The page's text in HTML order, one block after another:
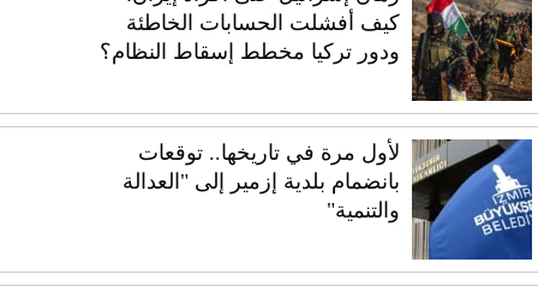
كيف أفشلت الحسابات الخاطئة
ودور تركيا مخطط إسقاط النظام؟
لأول مرة في تاريخها.. توقعات
بانضمام بلدية إزمير إلى "العدالة
والتنمية"